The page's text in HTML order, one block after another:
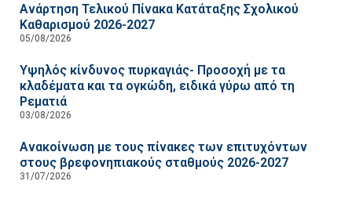
Ανάρτηση Τελικού Πίνακα Κατάταξης Σχολικού
Καθαρισμού 2026-2027
05/08/2026
Υψηλός κίνδυνος πυρκαγιάς- Προσοχή με τα
κλαδέματα και τα ογκώδη, ειδικά γύρω από τη
Ρεματιά
03/08/2026
Ανακοίνωση με τους πίνακες των επιτυχόντων
στους βρεφονηπιακούς σταθμούς 2026-2027
31/07/2026